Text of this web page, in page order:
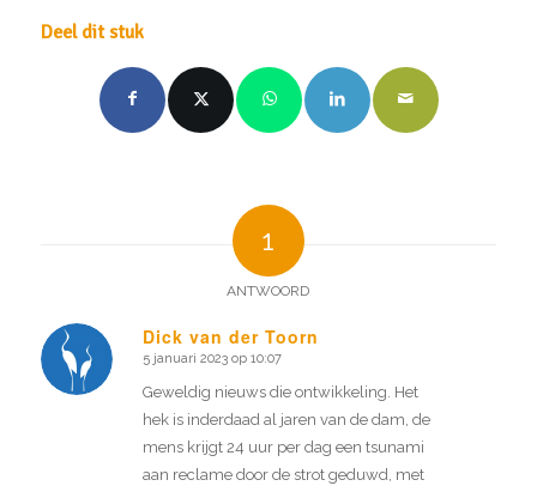
Deel dit stuk
1
ANTWOORD
Dick van der Toorn
zegt:
5 januari 2023 op 10:07
Geweldig nieuws die ontwikkeling. Het
hek is inderdaad al jaren van de dam, de
mens krijgt 24 uur per dag een tsunami
aan reclame door de strot geduwd, met